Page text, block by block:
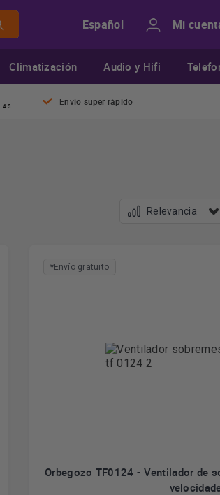
Español Mi
Climatización Audio y Hifi
4.3 Envio super rápido
*Envío gratuito
Orbegozo TF0124 - Ventilador de